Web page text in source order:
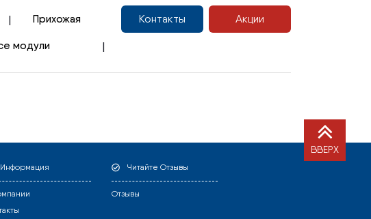
Прихожая
модули
Контакты Акции
Информация Читайте Отзывы
Отзывы
ВВЕРХ